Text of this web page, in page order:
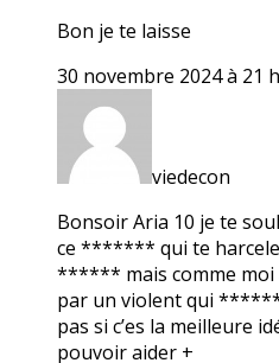
Bon je te laisse
30 novembre 2024 à 21
viedecon
Bonsoir Aria 10 je te
ce ******* qui te harcele
****** mais comme moi
par un violent qui
pas si c’es la meilleure
pouvoir aider +